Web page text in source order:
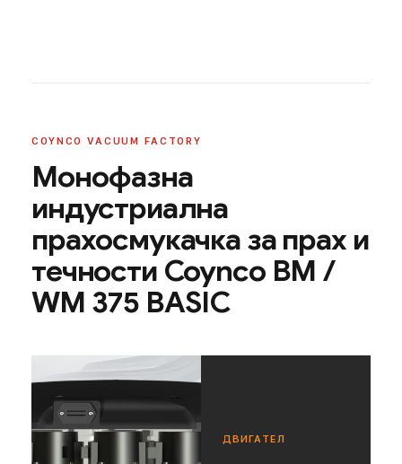
COYNCO VACUUM FACTORY
Монофазна
индустриална
прахосмукачка за прах и
течности Coynco BM /
WM 375 BASIC
ДВИГАТЕЛ